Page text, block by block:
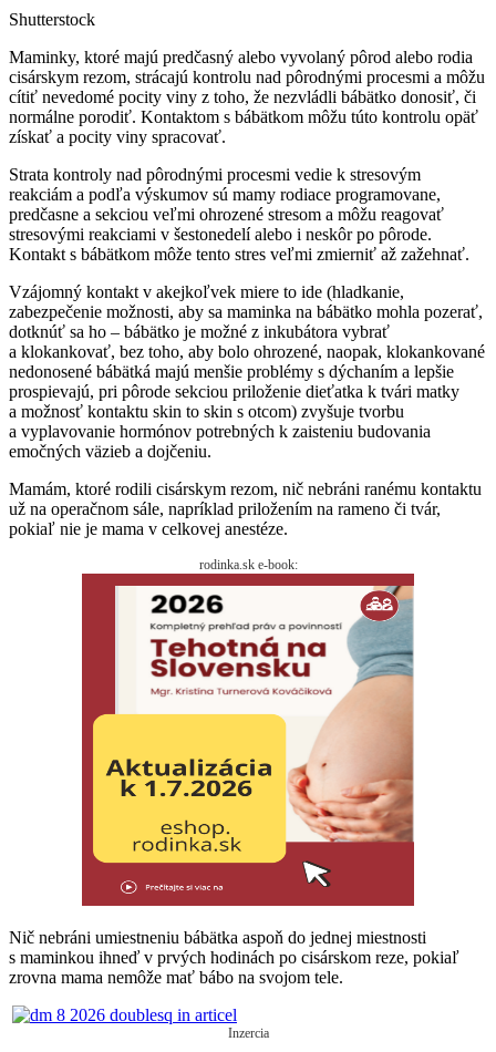
Shutterstock
Maminky, ktoré majú predčasný alebo vyvolaný pôrod alebo rodia
cisárskym rezom, strácajú kontrolu nad pôrodnými procesmi a môžu
cítiť nevedomé pocity viny z toho, že nezvládli bábätko donosiť, či
normálne porodiť. Kontaktom s bábätkom môžu túto kontrolu opäť
získať a pocity viny spracovať.
Strata kontroly nad pôrodnými procesmi vedie k stresovým
reakciám a podľa výskumov sú mamy rodiace programovane,
predčasne a sekciou veľmi ohrozené stresom a môžu reagovať
stresovými reakciami v šestonedelí alebo i neskôr po pôrode.
Kontakt s bábätkom môže tento stres veľmi zmierniť až zažehnať.
Vzájomný kontakt v akejkoľvek miere to ide (hladkanie,
zabezpečenie možnosti, aby sa maminka na bábätko mohla pozerať,
dotknúť sa ho – bábätko je možné z inkubátora vybrať
a klokankovať, bez toho, aby bolo ohrozené, naopak, klokankované
nedonosené bábätká majú menšie problémy s dýchaním a lepšie
prospievajú, pri pôrode sekciou priloženie dieťatka k tvári matky
a možnosť kontaktu skin to skin s otcom) zvyšuje tvorbu
a vyplavovanie hormónov potrebných k zaisteniu budovania
emočných väzieb a dojčeniu.
Mamám, ktoré rodili cisárskym rezom, nič nebráni ranému kontaktu
už na operačnom sále, napríklad priložením na rameno či tvár,
pokiaľ nie je mama v celkovej anestéze.
rodinka.sk e-book:
Nič nebráni umiestneniu bábätka aspoň do jednej miestnosti
s maminkou ihneď v prvých hodinách po cisárskom reze, pokiaľ
zrovna mama nemôže mať bábo na svojom tele.
Inzercia